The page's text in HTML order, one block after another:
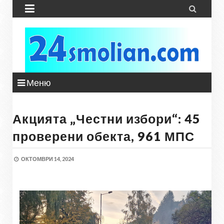
 
Меню
Акцията „Честни избори“: 45
проверени обекта, 961 МПС
ОКТОМВРИ 14, 2024